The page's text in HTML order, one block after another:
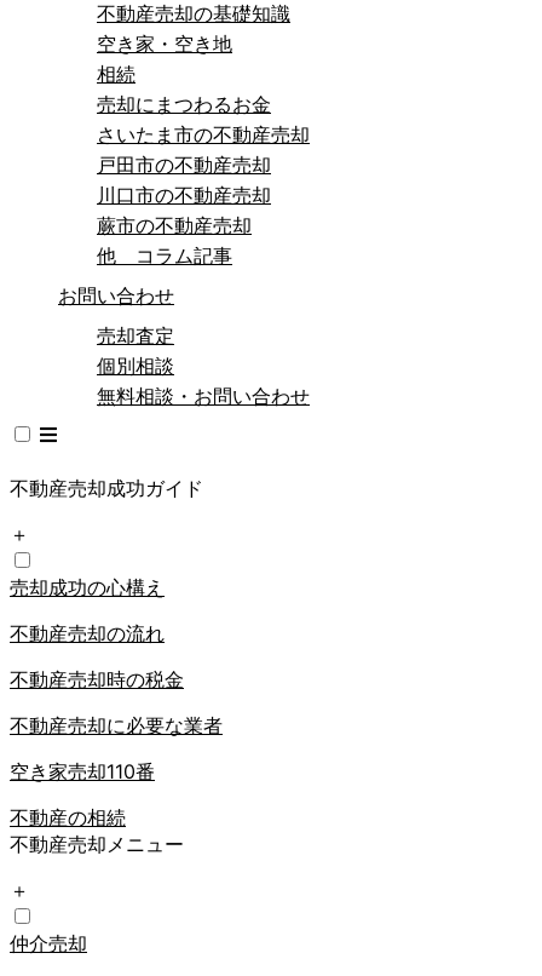
不動産売却の基礎知識
空き家・空き地
相続
売却にまつわるお金
さいたま市の不動産売却
戸田市の不動産売却
川口市の不動産売却
蕨市の不動産売却
他 コラム記事
お問い合わせ
売却査定
個別相談
無料相談・お問い合わせ
不動産売却成功ガイド
＋
売却成功の心構え
不動産売却の流れ
不動産売却時の税金
不動産売却に必要な業者
空き家売却110番
不動産の相続
不動産売却メニュー
＋
仲介売却